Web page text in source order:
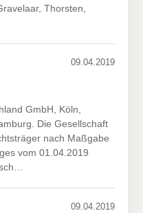
Thorsten,
09.04.2019
GmbH, Köln,
Die Gesellschaft
nach Maßgabe
vom 01.04.2019
09.04.2019